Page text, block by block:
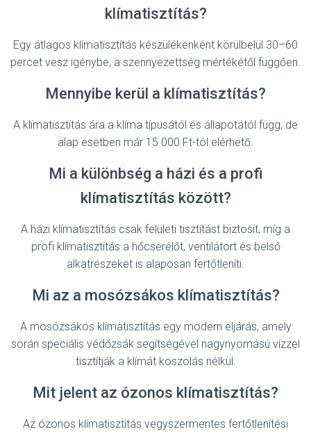
klímatisztítás?
Egy átlagos klímatisztítás készülékenként körülbelül 30–60
percet vesz igénybe, a szennyezettség mértékétől függően.
Mennyibe kerül a klímatisztítás?
A klímatisztítás ára a klíma típusától és állapotától függ, de
alap esetben már 15 000 Ft-tól elérhető.
Mi a különbség a házi és a profi
klímatisztítás között?
A házi klímatisztítás csak felületi tisztítást biztosít, míg a
profi klímatisztítás a hőcserélőt, ventilátort és belső
alkatrészeket is alaposan fertőtleníti.
Mi az a mosózsákos klímatisztítás?
A mosózsákos klímatisztítás egy modern eljárás, amely
során speciális védőzsák segítségével nagynyomású vízzel
tisztítják a klímát koszolás nélkül.
Mit jelent az ózonos klímatisztítás?
Az ózonos klímatisztítás vegyszermentes fertőtlenítési